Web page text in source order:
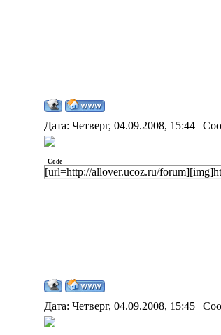
Дата: Четверг, 04.09.2008, 15:44 |
Code
[url=http://allover.ucoz.ru/
Дата: Четверг, 04.09.2008, 15:45 |